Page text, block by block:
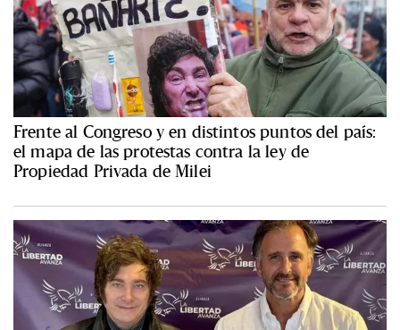
Frente al Congreso y en distintos puntos del país:
el mapa de las protestas contra la ley de
Propiedad Privada de Milei